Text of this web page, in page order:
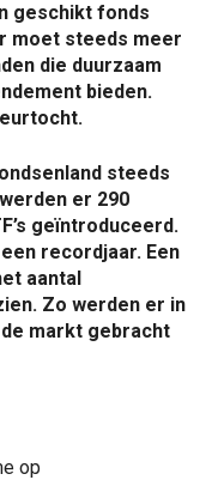
geschikt fonds
moet steeds meer
die duurzaam
bieden.
steeds
er 290
geïntroduceerd.
recordjaar. Een
aantal
Zo werden er in
markt gebracht
op